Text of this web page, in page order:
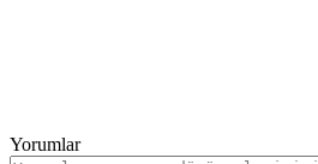
Yorumlar